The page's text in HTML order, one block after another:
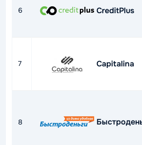
6 CreditPlus
7 Capitalina
8